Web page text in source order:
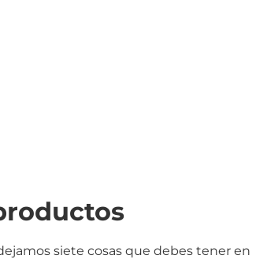
siete cosas que debes tener en